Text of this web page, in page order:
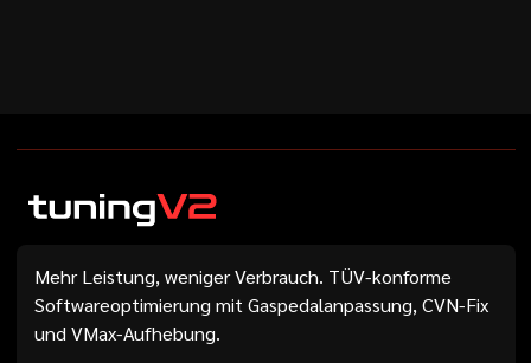
Mehr Leistung, weniger Verbrauch. TÜV-konforme
Softwareoptimierung mit Gaspedalanpassung, CVN-Fix
und VMax-Aufhebung.